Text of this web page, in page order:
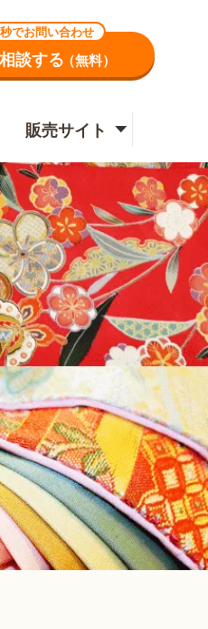
でお問い合わせ
談する（無料）
販売サイト